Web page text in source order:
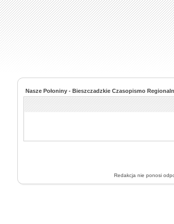
Nasze Połoniny - Bieszczadzkie Czasopismo
Redakcja nie ponosi